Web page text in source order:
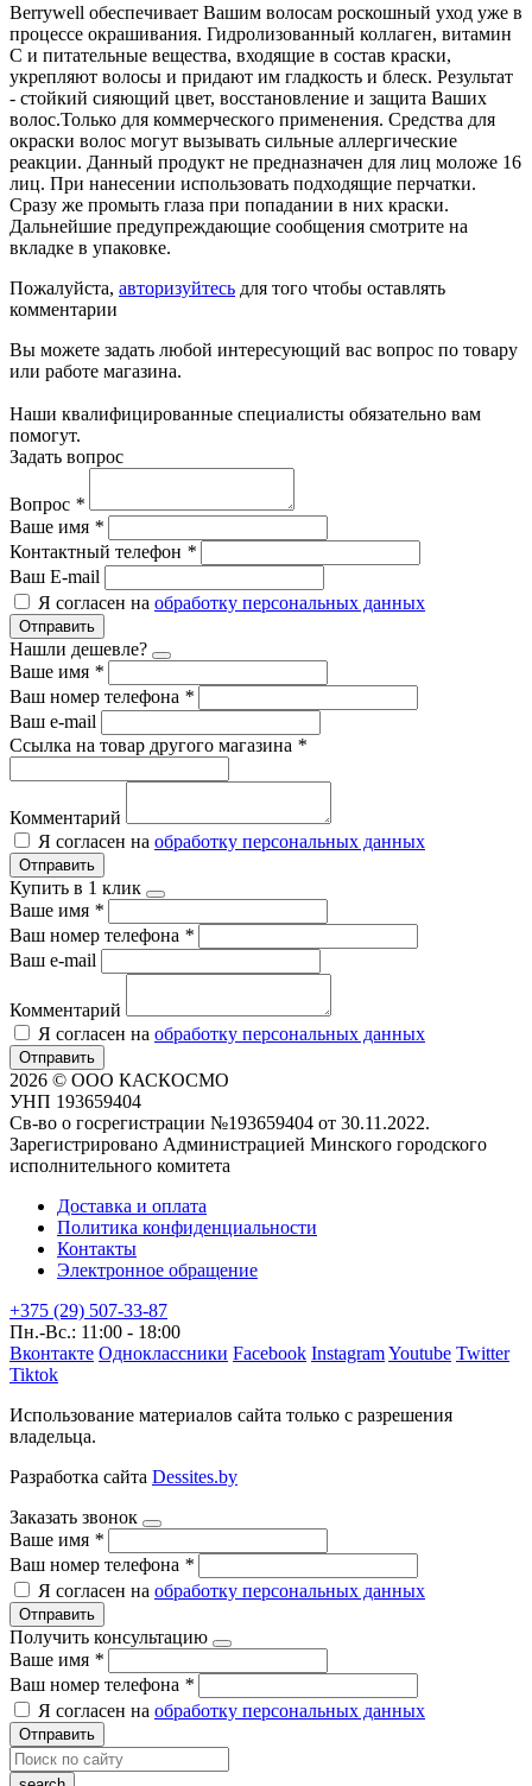
Berrywell обеспечивает Вашим волосам роскошный уход уже в
процессе окрашивания. Гидролизованный коллаген, витамин
С и питательные вещества, входящие в состав краски,
укрепляют волосы и придают им гладкость и блеск. Результат
- стойкий сияющий цвет, восстановление и защита Ваших
волос.Только для коммерческого применения. Средства для
окраски волос могут вызывать сильные аллергические
реакции. Данный продукт не предназначен для лиц моложе 16
лиц. При нанесении использовать подходящие перчатки.
Сразу же промыть глаза при попадании в них краски.
Дальнейшие предупреждающие сообщения смотрите на
вкладке в упаковке.
Пожалуйста, авторизуйтесь для того чтобы оставлять
комментарии
Вы можете задать любой интересующий вас вопрос по товару
или работе магазина.
Наши квалифицированные специалисты обязательно вам
помогут.
Задать вопрос
Вопрос *
Ваше имя *
Контактный телефон *
Ваш E-mail
Я согласен на обработку персональных данных
Отправить
Нашли дешевле?
Ваше имя *
Ваш номер телефона *
Ваш e-mail
Ссылка на товар другого магазина *
Комментарий
Я согласен на обработку персональных данных
Отправить
Купить в 1 клик
Ваше имя *
Ваш номер телефона *
Ваш e-mail
Комментарий
Я согласен на обработку персональных данных
Отправить
2026 © ООО КАСКОСМО
УНП 193659404
Св-во о госрегистрации №193659404 от 30.11.2022.
Зарегистрировано Администрацией Минского городского
исполнительного комитета
Доставка и оплата
Политика конфиденциальности
Контакты
Электронное обращение
+375 (29) 507-33-87
Пн.-Вс.: 11:00 - 18:00
Вконтакте Одноклассники Facebook InstagramYoutube Twitter
Tiktok
Использование материалов сайта только с разрешения
владельца.
Разработка сайта Dessites.by
Заказать звонок
Ваше имя *
Ваш номер телефона *
Я согласен на обработку персональных данных
Отправить
Получить консультацию
Ваше имя *
Ваш номер телефона *
Я согласен на обработку персональных данных
Отправить